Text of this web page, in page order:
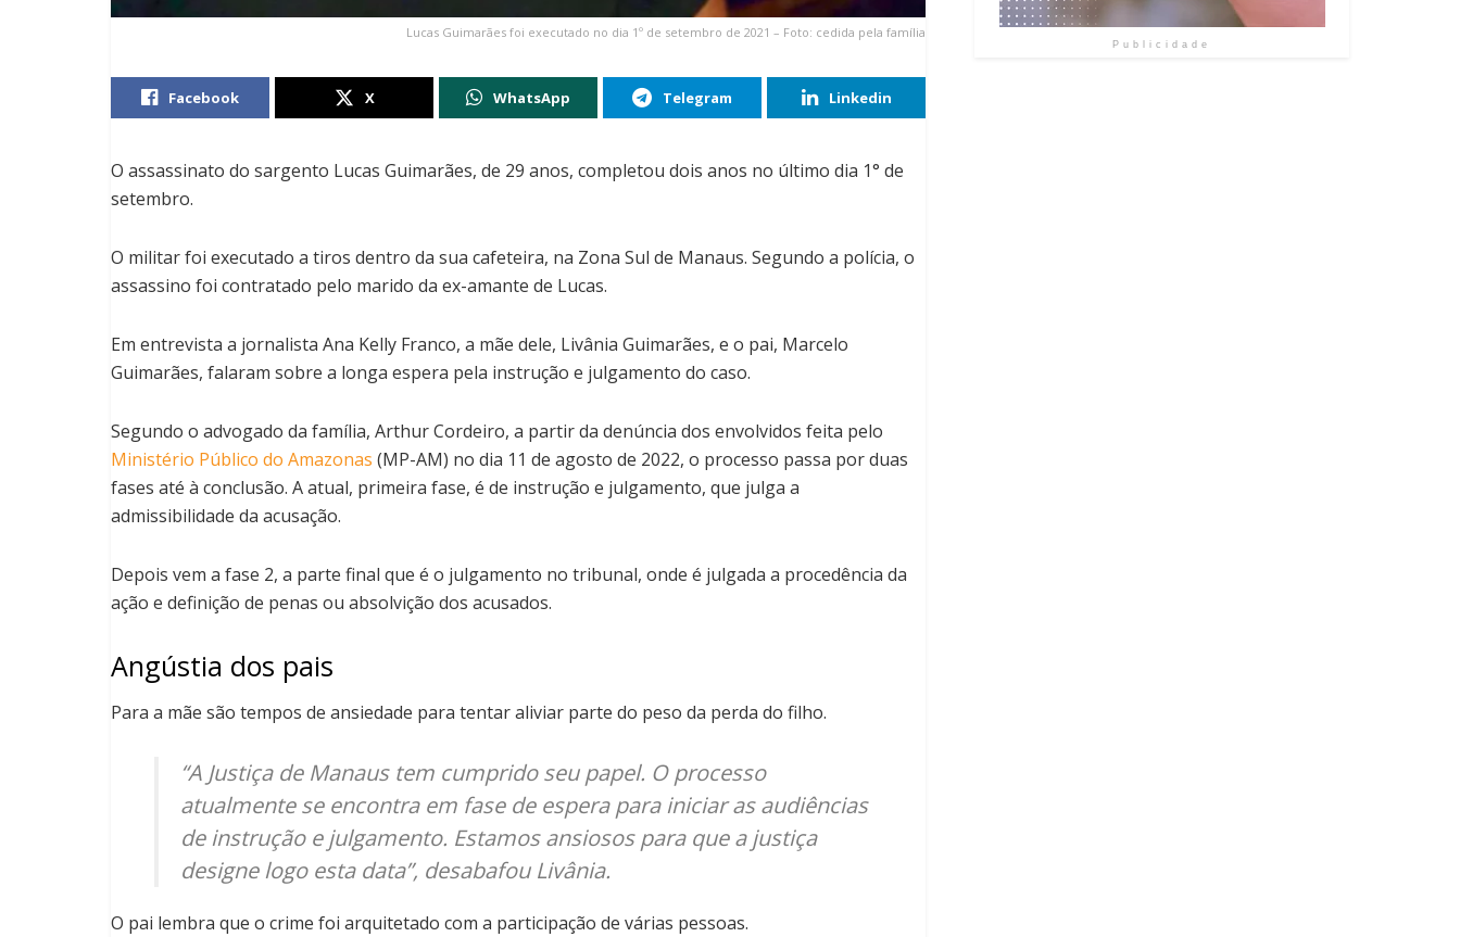
Lucas Guimarães foi executado no dia 1º de setembro de 2021 – Foto: cedida pela família
Facebook X WhatsApp Telegram Linkedin
O assassinato do sargento Lucas Guimarães, de 29 anos, completou dois anos no último dia 1° de
setembro.
O militar foi executado a tiros dentro da sua cafeteira, na Zona Sul de Manaus. Segundo a polícia, o
assassino foi contratado pelo marido da ex-amante de Lucas.
Em entrevista a jornalista Ana Kelly Franco, a mãe dele, Livânia Guimarães, e o pai, Marcelo
Guimarães, falaram sobre a longa espera pela instrução e julgamento do caso.
Segundo o advogado da família, Arthur Cordeiro, a partir da denúncia dos envolvidos feita pelo
Ministério Público do Amazonas (MP-AM) no dia 11 de agosto de 2022, o processo passa por duas
fases até à conclusão. A atual, primeira fase, é de instrução e julgamento, que julga a
admissibilidade da acusação.
Depois vem a fase 2, a parte final que é o julgamento no tribunal, onde é julgada a procedência da
ação e definição de penas ou absolvição dos acusados.
Angústia dos pais
Para a mãe são tempos de ansiedade para tentar aliviar parte do peso da perda do filho.
“A Justiça de Manaus tem cumprido seu papel. O processo
atualmente se encontra em fase de espera para iniciar as audiências
de instrução e julgamento. Estamos ansiosos para que a justiça
designe logo esta data”, desabafou Livânia.
O pai lembra que o crime foi arquitetado com a participação de várias pessoas.
Publicidade